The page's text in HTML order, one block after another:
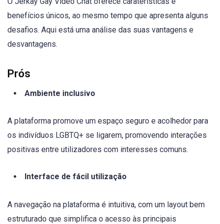
benefícios únicos, ao mesmo tempo que apresenta alguns
desafios. Aqui está uma análise das suas vantagens e
desvantagens.
Prós
Ambiente inclusivo
A plataforma promove um espaço seguro e acolhedor para
os indivíduos LGBTQ+ se ligarem, promovendo interações
positivas entre utilizadores com interesses comuns.
Interface de fácil utilização
A navegação na plataforma é intuitiva, com um layout bem
estruturado que simplifica o acesso às principais